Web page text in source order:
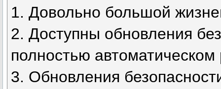
1. Довольно большой
2. Доступны обновления
полностью
3. Обновления